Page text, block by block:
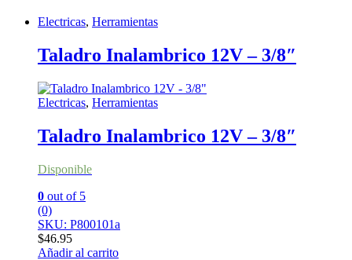
Electricas, Herramientas
Taladro Inalambrico 12V – 3/8″
Electricas, Herramientas
Taladro Inalambrico 12V – 3/8″
Disponible
0 out of 5
(0)
SKU: P800101a
$46.95
Añadir al carrito